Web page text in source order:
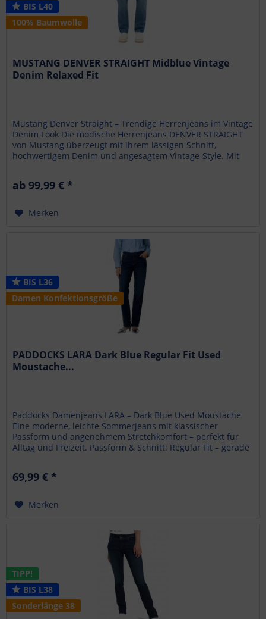
BIS L40
100% Baumwolle
MUSTANG DENVER STRAIGHT Midblue Vintage
Denim Relaxed Fit
Mustang Denver Straight – Trendige Herrenjeans im Vintage
Denim Look Die modische Herrenjeans DENVER STRAIGHT
von Mustang überzeugt mit ihrem lässigen Schnitt,
hochwertigem Denim und angesagtem Vintage-Style. Mit
ab 99,99 € *
Merken
BIS L36
Damen Konfektionsgröße
PADDOCKS LARA Dark Blue Regular Fit Used
Moustache...
Paddocks Damenjeans LARA – Dark Blue Used Moustache
Eine moderne, leichte Sommerjeans mit klassischer
Passform und angenehmem Stretchkomfort – perfekt für
Alltag und Freizeit. Passform & Schnitt: Regular Fit – gerade
69,99 € *
Merken
TIPP!
BIS L38
Sonderlänge 38